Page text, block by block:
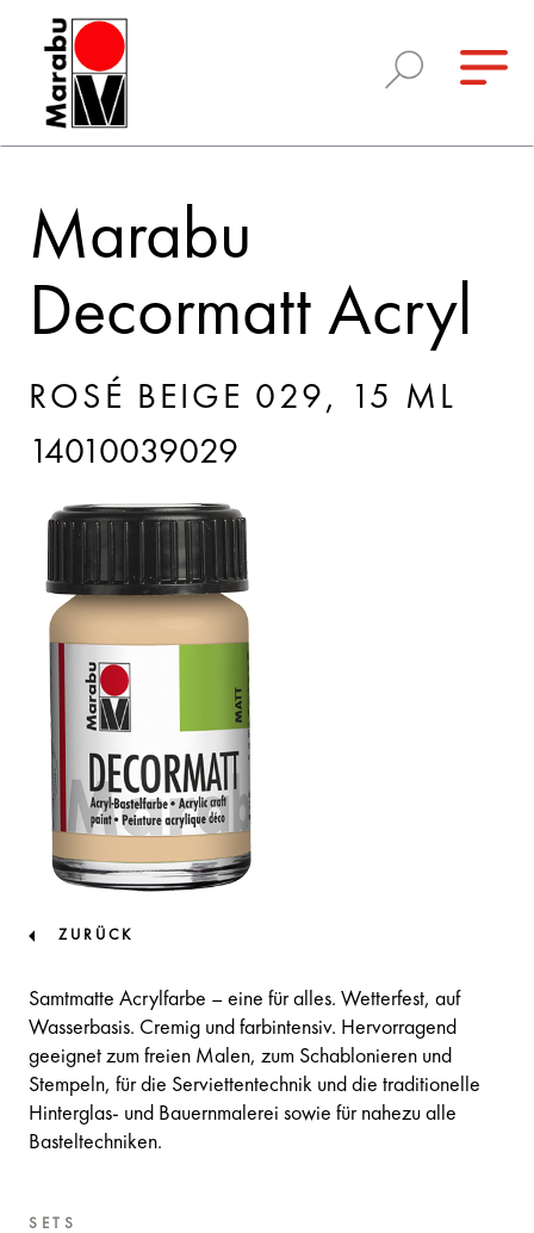
Marabu
Decormatt Acryl
ROSÉ BEIGE 029, 15 ML
14010039029
ZURÜCK
Samtmatte Acrylfarbe – eine für alles. Wetterfest, auf
Wasserbasis. Cremig und farbintensiv. Hervorragend
geeignet zum freien Malen, zum Schablonieren und
Stempeln, für die Serviettentechnik und die traditionelle
Hinterglas- und Bauernmalerei sowie für nahezu alle
Basteltechniken.
SETS